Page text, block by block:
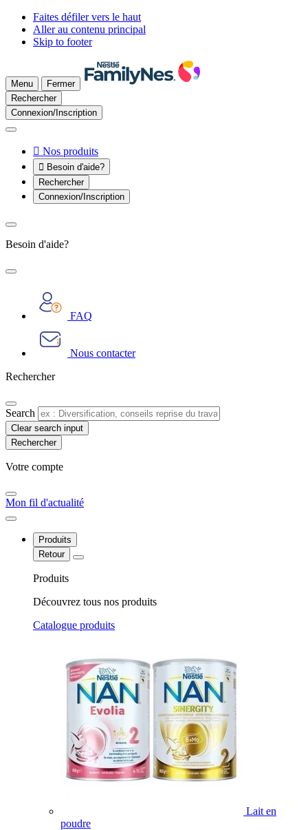
Faites défiler vers le haut
Aller au contenu principal
Skip to footer
Menu
Fermer
Rechercher
Connexion/Inscription
 Nos produits
 Besoin d'aide?
Rechercher
Connexion/Inscription
Besoin d'aide?
FAQ
Nous contacter
Rechercher
Search
Clear search input
Votre compte​
Mon fil d'actualité
Produits
Retour
Produits
Découvrez tous nos produits
Catalogue produits
Lait en
poudre